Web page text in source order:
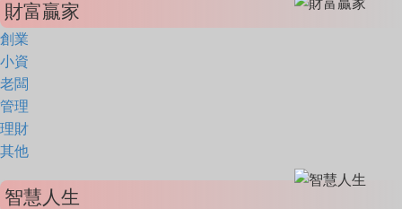
財富贏家
創業
小資
老闆
管理
理財
其他
智慧人生